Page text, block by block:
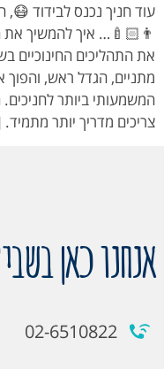
עוד חניך נכנס לבידוד
👨🏻‍🍼… איך להמשיך את
את התהליכים החינוכיים
מתניים, הגדל ראש,
המשמעותי ביותר
צריכים מדריך יותר
אנחנו כאן
02-6510822